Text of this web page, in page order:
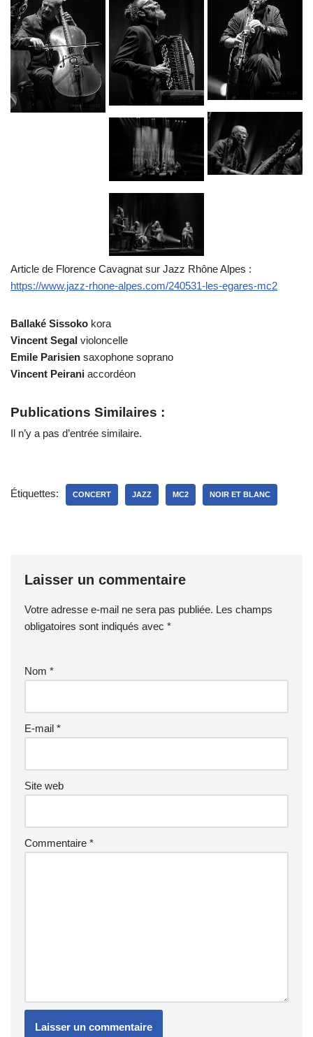
Article de Florence Cavagnat sur Jazz Rhône Alpes :
https://www.jazz-rhone-alpes.com/240531-les-egares-mc2
Ballaké Sissoko kora
Vincent Segal violoncelle
Emile Parisien saxophone soprano
Vincent Peirani accordéon
Publications Similaires :
Il n’y a pas d’entrée similaire.
Étiquettes: CONCERT JAZZ MC2 NOIR ET BLANC
Laisser un commentaire
Votre adresse e-mail ne sera pas publiée. Les champs
obligatoires sont indiqués avec *
Nom *
E-mail *
Site web
Commentaire *